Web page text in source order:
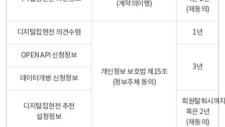
(계약의이행)
(재동의)
디지털집현전 의견수렴
개인정보 보호법 제15조
(정보주체 동의)
1년
OPEN API 신청정보
3년
데이터개방 신청정보
디지털집현전 추천
설정정보
회원탈퇴시까
혹은 2년
(재동의)